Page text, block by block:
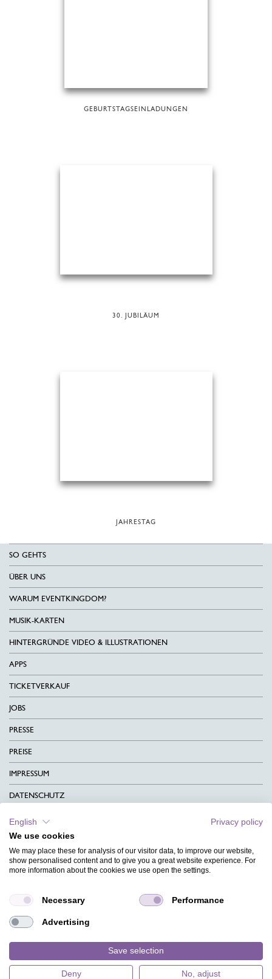
GEBURTSTAGSEINLADUNGEN
30. JUBILÄUM
JAHRESTAG
SO GEHTS
ÜBER UNS
WARUM EVENTKINGDOM?
MUSIK-KARTEN
HINTERGRÜNDE VIDEO & ILLUSTRATIONEN
APPS
TICKETVERKAUF
JOBS
PRESSE
PREISE
IMPRESSUM
DATENSCHUTZ
KONTAKT
AGB
CHARITY
MAGAZIN
HILFE
English
Privacy policy
We use cookies
We may place these for analysis of our visitor data, to improve our website,
show personalised content and to give you a great website experience. For
more information about the cookies we use open the settings.
Necessary Performance
Advertising
Save selection
Deny No, adjust